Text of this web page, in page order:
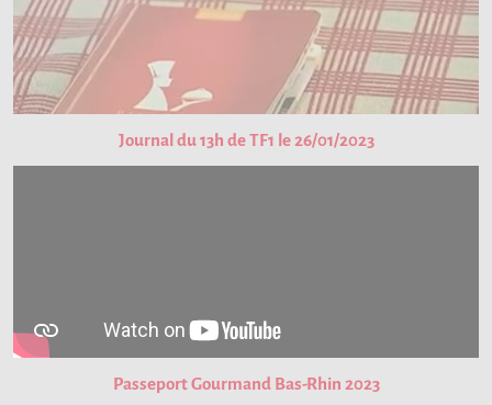
Journal du 13h de TF1 le 26/01/2023
Passeport Gourmand Bas-Rhin 2023